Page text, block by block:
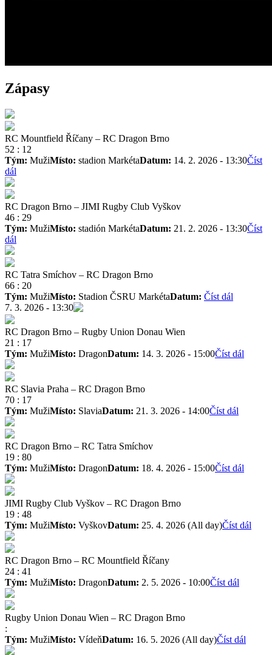
Zápasy
RC Mountfield Říčany – RC Dragon Brno
52 : 12
Tým: MužiMísto: stadion MarkétaDatum: 14. 2. 2026 - 13:30Číst
dál
RC Dragon Brno – JIMI Rugby Club Vyškov
46 : 29
Tým: MužiMísto: stadión MarkétaDatum: 21. 2. 2026 - 13:30Číst
dál
RC Tatra Smíchov – RC Dragon Brno
66 : 20
Tým: MužiMísto: Stadion ČSRU MarkétaDatum:
7. 3. 2026 - 13:30
Číst dál
RC Dragon Brno – Rugby Union Donau Wien
21 : 17
Tým: MužiMísto: DragonDatum: 14. 3. 2026 - 15:00Číst dál
RC Slavia Praha – RC Dragon Brno
70 : 17
Tým: MužiMísto: SlaviaDatum: 21. 3. 2026 - 14:00Číst dál
RC Dragon Brno – RC Tatra Smíchov
19 : 80
Tým: MužiMísto: DragonDatum: 18. 4. 2026 - 15:00Číst dál
JIMI Rugby Club Vyškov – RC Dragon Brno
19 : 48
Tým: MužiMísto: VyškovDatum: 25. 4. 2026 (All day)Číst dál
RC Dragon Brno – RC Mountfield Říčany
24 : 41
Tým: MužiMísto: DragonDatum: 2. 5. 2026 - 10:00Číst dál
Rugby Union Donau Wien – RC Dragon Brno
:
Tým: MužiMísto: VídeňDatum: 16. 5. 2026 (All day)Číst dál